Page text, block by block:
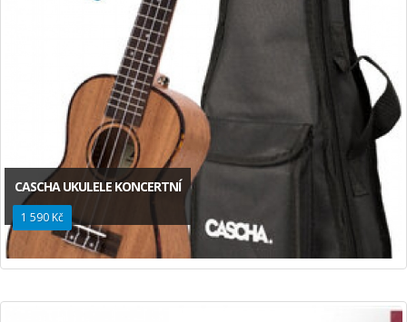
CASCHA UKULELE KONCERTNÍ
1 590 Kč